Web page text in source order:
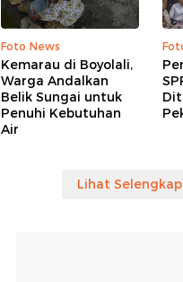
Foto News
Kemarau di Boyolali,
Warga Andalkan
Belik Sungai untuk
Penuhi Kebutuhan
Air
Lihat